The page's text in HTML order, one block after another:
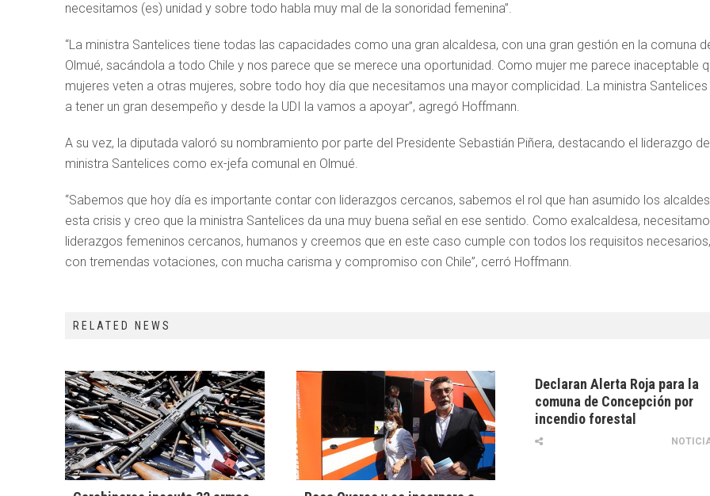
necesitamos (es) unidad y sobre todo habla muy mal de la sonoridad femenina”.
“La ministra Santelices tiene todas las capacidades como una gran alcaldesa, con una gran gestión en la comuna
Olmué, sacándola a todo Chile y nos parece que se merece una oportunidad. Como mujer me parece inaceptable
mujeres veten a otras mujeres, sobre todo hoy día que necesitamos una mayor complicidad. La ministra Santelices
a tener un gran desempeño y desde la UDI la vamos a apoyar”, agregó Hoffmann.
A su vez, la diputada valoró su nombramiento por parte del Presidente Sebastián Piñera, destacando el liderazgo
ministra Santelices como ex-jefa comunal en Olmué.
“Sabemos que hoy día es importante contar con liderazgos cercanos, sabemos el rol que han asumido los
esta crisis y creo que la ministra Santelices da una muy buena señal en ese sentido. Como exalcaldesa,
liderazgos femeninos cercanos, humanos y creemos que en este caso cumple con todos los requisitos necesarios,
con tremendas votaciones, con mucha carisma y compromiso con Chile”, cerró Hoffmann.
RELATED NEWS
Declaran Alerta Roja para la
comuna de Concepción por
incendio forestal